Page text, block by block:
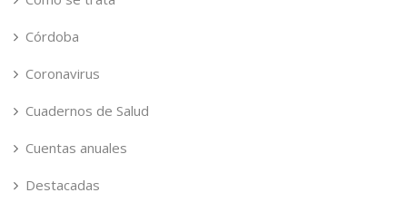
Córdoba
Coronavirus
Cuadernos de Salud
Cuentas anuales
Destacadas